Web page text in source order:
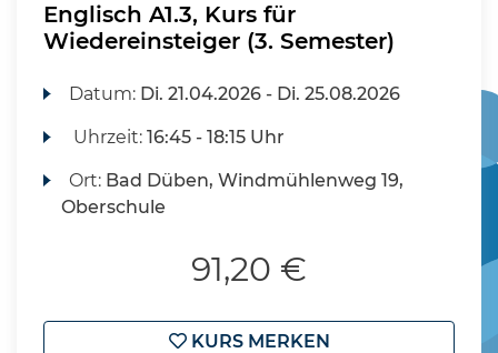
Englisch A1.3, Kurs für
Wiedereinsteiger (3. Semester)
Datum: Di. 21.04.2026 - Di. 25.08.2026
Uhrzeit:16:45 - 18:15 Uhr
Ort: Bad Düben, Windmühlenweg 19,
Oberschule
91,20 €
KURS MERKEN